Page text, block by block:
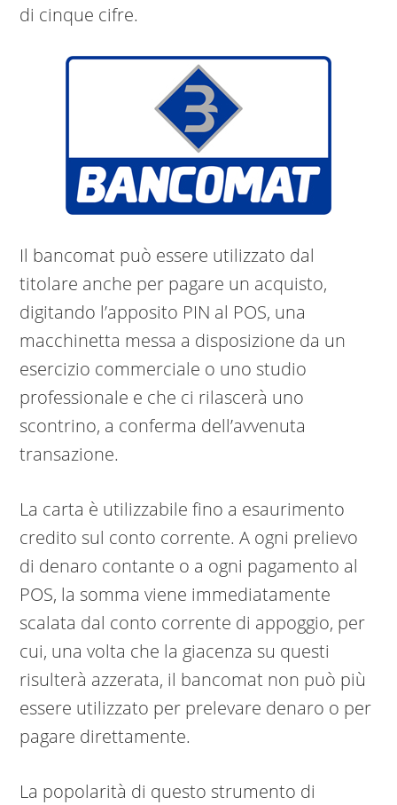
di cinque cifre.
Il bancomat può essere utilizzato dal
titolare anche per pagare un acquisto,
digitando l’apposito PIN al POS, una
macchinetta messa a disposizione da un
esercizio commerciale o uno studio
professionale e che ci rilascerà uno
scontrino, a conferma dell’avvenuta
transazione.
La carta è utilizzabile fino a esaurimento
credito sul conto corrente. A ogni prelievo
di denaro contante o a ogni pagamento al
POS, la somma viene immediatamente
scalata dal conto corrente di appoggio, per
cui, una volta che la giacenza su questi
risulterà azzerata, il bancomat non può più
essere utilizzato per prelevare denaro o per
pagare direttamente.
La popolarità di questo strumento di